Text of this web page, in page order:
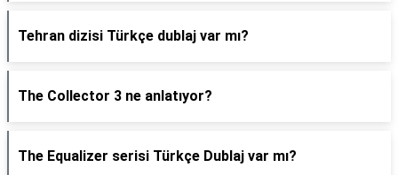
Tehran dizisi Türkçe dublaj var mı?
The Collector 3 ne anlatıyor?
The Equalizer serisi Türkçe Dublaj var mı?